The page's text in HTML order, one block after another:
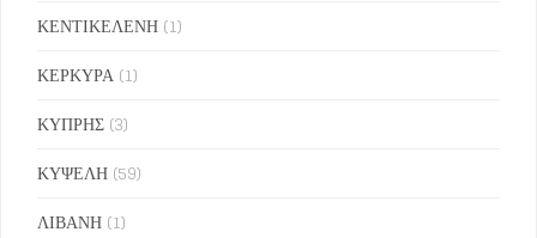
ΚΕΝΤΙΚΕΛΕΝΗ (1)
ΚΕΡΚΥΡΑ (1)
ΚΥΠΡΗΣ (3)
ΚΥΨΕΛΗ (59)
ΛΙΒΑΝΗ (1)